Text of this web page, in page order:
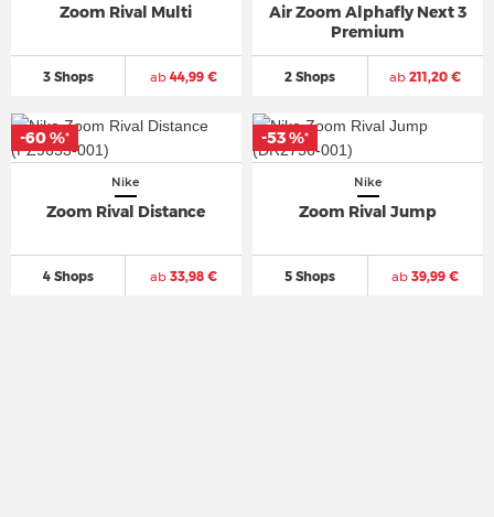
Zoom Rival Multi
3 Shops ab44,99 €
Air Zoom Alphafly Next 3
Premium
2 Shops ab 211,20 €
Nike
Zoom Rival Distance
4 Shops ab33,98 €
-60 %*
-60 %*
Nike
Zoom Rival Jump
5 Shops ab 39,99 €
-53 %*
-53 %*